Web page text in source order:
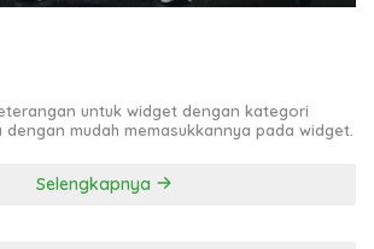
untuk widget dengan kategori
mudah memasukkannya pada widget.
Selengkapnya